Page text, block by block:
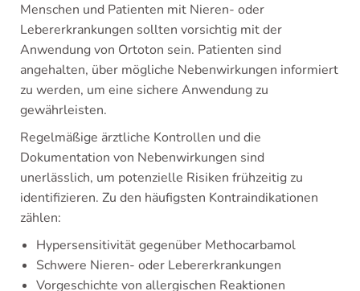
Menschen und Patienten mit Nieren- oder
Lebererkrankungen sollten vorsichtig mit der
Anwendung von Ortoton sein. Patienten sind
angehalten, über mögliche Nebenwirkungen informiert
zu werden, um eine sichere Anwendung zu
gewährleisten.
Regelmäßige ärztliche Kontrollen und die
Dokumentation von Nebenwirkungen sind
unerlässlich, um potenzielle Risiken frühzeitig zu
identifizieren. Zu den häufigsten Kontraindikationen
zählen:
Hypersensitivität gegenüber Methocarbamol
Schwere Nieren- oder Lebererkrankungen
Vorgeschichte von allergischen Reaktionen